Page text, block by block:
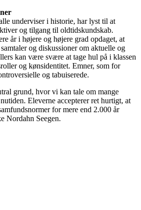
underviser i historie, har lyst til at
og tilgang til oldtidskundskab.
år i højere og højere grad opdaget, at
og diskussioner om aktuelle og
kan være svære at tage hul på i klassen
og kønsidentitet. Emner, som for
og tabuiserede.
grund, hvor vi kan tale om mange
Eleverne accepterer ret hurtigt, at
for mere end 2.000 år
Nordahn Seegen.